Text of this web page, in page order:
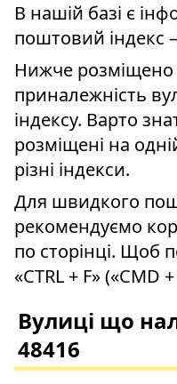
В нашій базі є
поштовий індекс –
Нижче
приналежність
індексу. Варто
розміщені на
різні індекси.
Для швидкого
рекомендуємо
по сторінці. Щоб
«CTRL + F» («CMD
Вулиці що
48416